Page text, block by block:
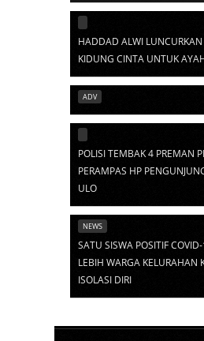
HADDAD ALWI
KIDUNG CINTA UNTUK
ADV
POLISI TEMBAK 4 PREMAN
PERAMPAS HP
ULO
NEWS
SATU SISWA POSITIF
LEBIH WARGA KELURAHAN
ISOLASI DIRI